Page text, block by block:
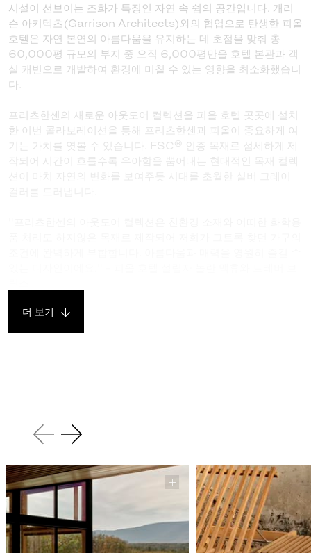
시설이 선보이는 조화가 특징인 자연 속 쉼의 공간입니다. 개리
슨 아키텍츠(Garrison Architects)와의 협업으로 탄생한 피올
호텔은 자연 본연의 아름다움을 유지하는 데 초점을 맞춰 총
60,000평 규모의 부지 중 오직 6,000평만을 호텔 본관과 객
실 캐빈으로 개발하여 환경에 미칠 수 있는 영향을 최소화했습니
다.
프리츠한센의 새로운 아웃도어 컬렉션을 피올 호텔 곳곳에 설치
한 이번 콜라보레이션을 통해 프리츠한센과 피올이 중요하게 여
기는 가치를 엿볼 수 있습니다. FSC® 인증 목재로 섬세하게 제
작되어 시간이 흐를수록 우아함을 뿜어내는 현대적인 목재 컬렉
더 보기